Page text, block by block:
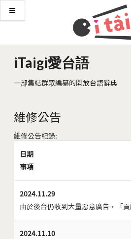
iTaigi愛台語
一部集結群眾編纂的開放台語辭典
維修公告
維修公告紀錄:
日期
事項
2024.11.29
由於後台仍收到大量惡意廣告，「
2024.11.10